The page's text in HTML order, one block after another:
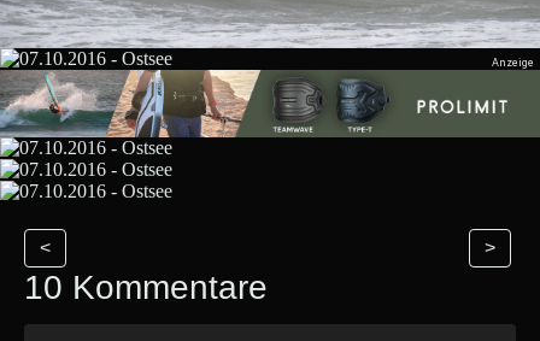
< >
10 Kommentare